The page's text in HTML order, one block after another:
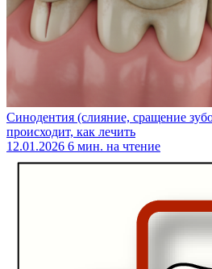
Синодентия (слияние, сращение
происходит, как лечить
12.01.2026 6 мин. на чтение